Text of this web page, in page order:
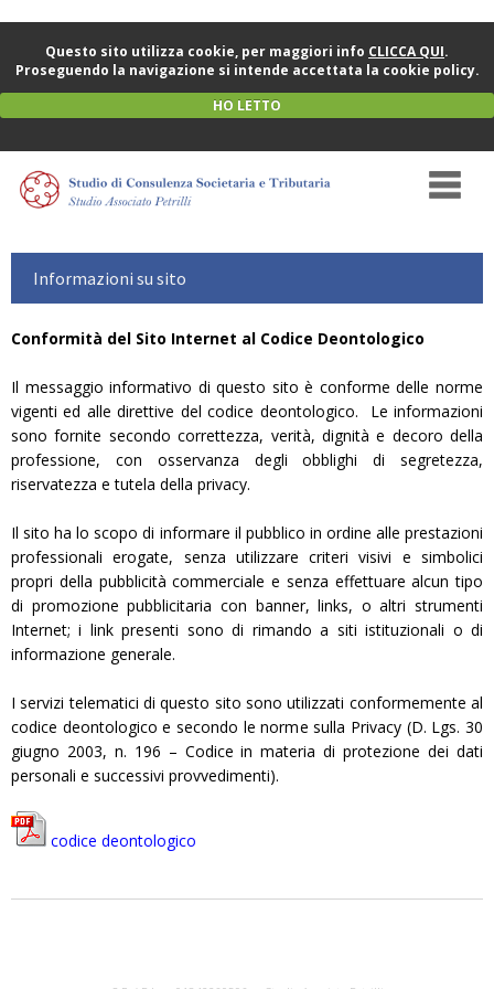
Questo sito utilizza cookie, per maggiori info CLICCA QUI.
Proseguendo la navigazione si intende accettata la cookie policy.
HO LETTO
Informazioni su sito
Conformità del Sito Internet al Codice Deontologico
Il messaggio informativo di questo sito è conforme delle norme
vigenti ed alle direttive del codice deontologico. Le informazioni
sono fornite secondo correttezza, verità, dignità e decoro della
professione, con osservanza degli obblighi di segretezza,
riservatezza e tutela della privacy.
Il sito ha lo scopo di informare il pubblico in ordine alle prestazioni
professionali erogate, senza utilizzare criteri visivi e simbolici
propri della pubblicità commerciale e senza effettuare alcun tipo
di promozione pubblicitaria con banner, links, o altri strumenti
Internet; i link presenti sono di rimando a siti istituzionali o di
informazione generale.
I servizi telematici di questo sito sono utilizzati conformemente al
codice deontologico e secondo le norme sulla Privacy (D. Lgs. 30
giugno 2003, n. 196 – Codice in materia di protezione dei dati
personali e successivi provvedimenti).
codice deontologico